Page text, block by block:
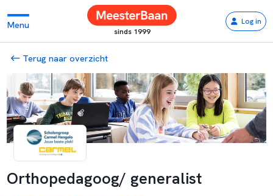
Menu
sinds 1999
Log in
Terug naar overzicht
Orthopedagoog/ generalist